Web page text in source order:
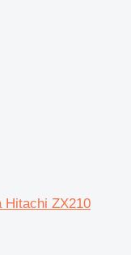
Hitachi ZX210